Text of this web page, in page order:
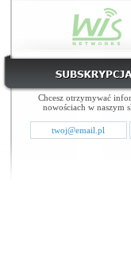
Chcesz otrzymywać
nowościach w naszym